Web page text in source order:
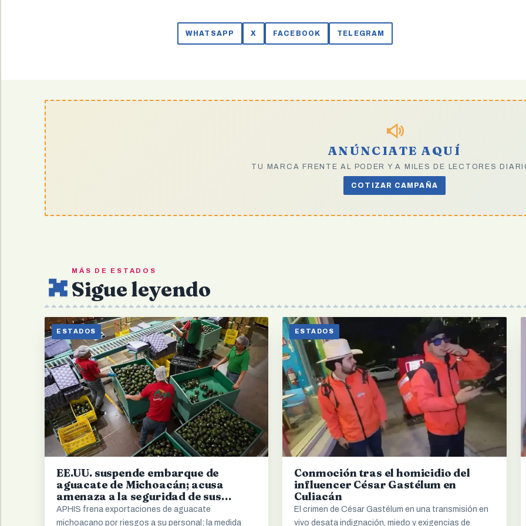
WHATSAPP X FACEBOOK TELEGRAM
ANÚNCIATE AQUÍ
TU MARCA FRENTE AL PODER Y A MILES DE LECTORES
COTIZAR CAMPAÑA
MÁS DE ESTADOS
Sigue leyendo
ESTADOS
EE.UU. suspende embarque de
aguacate de Michoacán; acusa
amenaza a la seguridad de sus
inspectores
APHIS frena exportaciones de aguacate
michoacano por riesgos a su personal; la medida
ESTADOS
Conmoción tras el homicidio del
influencer César Gastélum en
Culiacán
El crimen de César Gastélum en una transmisión en
vivo desata indignación, miedo y exigencias de